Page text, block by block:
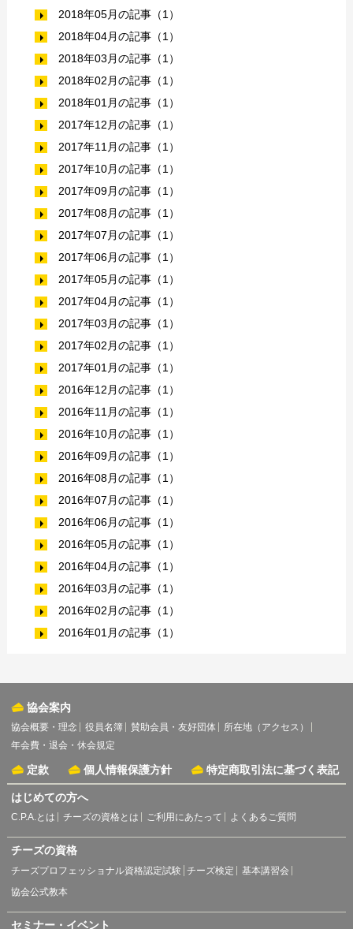
2018年05月の記事（1）
2018年04月の記事（1）
2018年03月の記事（1）
2018年02月の記事（1）
2018年01月の記事（1）
2017年12月の記事（1）
2017年11月の記事（1）
2017年10月の記事（1）
2017年09月の記事（1）
2017年08月の記事（1）
2017年07月の記事（1）
2017年06月の記事（1）
2017年05月の記事（1）
2017年04月の記事（1）
2017年03月の記事（1）
2017年02月の記事（1）
2017年01月の記事（1）
2016年12月の記事（1）
2016年11月の記事（1）
2016年10月の記事（1）
2016年09月の記事（1）
2016年08月の記事（1）
2016年07月の記事（1）
2016年06月の記事（1）
2016年05月の記事（1）
2016年04月の記事（1）
2016年03月の記事（1）
2016年02月の記事（1）
2016年01月の記事（1）
協会案内
協会概要・理念 役員名簿 賛助会員・友好団体
所在地（アクセス）
年会費・退会・休会規定
定款 個人情報保護方針 特定商取引法に基づく表記
はじめての方へ
C.P.A.とは チーズの資格とは ご利用にあたって よくあるご質問
チーズの資格
チーズプロフェッショナル資格認定試験 チーズ検定
基本講習会
協会公式教本
セミナー・イベント